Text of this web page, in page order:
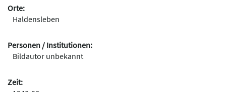
Orte:
Haldensleben
Personen / Institutionen:
Bildautor unbekannt
Zeit: